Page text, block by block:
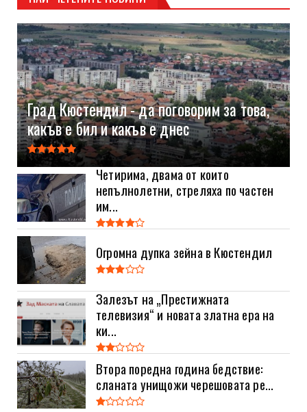
Град Кюстендил - да поговорим за това,
какъв е бил и какъв е днес
Четирима, двама от които
непълнолетни, стреляха по частен
им...
Огромна дупка зейна в Кюстендил
Залезът на „Престижната
телевизия“ и новата златна ера на
ки...
Втора поредна година бедствие:
сланата унищожи черешовата ре...